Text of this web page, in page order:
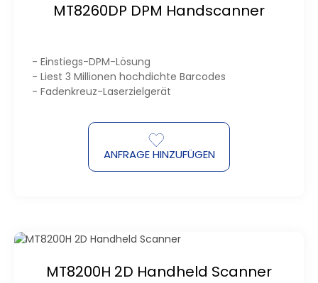
MT8260DP DPM Handscanner
- Einstiegs-DPM-Lösung
- Liest 3 Millionen hochdichte Barcodes
- Fadenkreuz-Laserzielgerät
ANFRAGE HINZUFÜGEN
MT8200H 2D Handheld Scanner